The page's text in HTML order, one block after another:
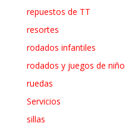
repuestos de TT
resortes
rodados infantiles
rodados y juegos de niño
ruedas
Servicios
sillas